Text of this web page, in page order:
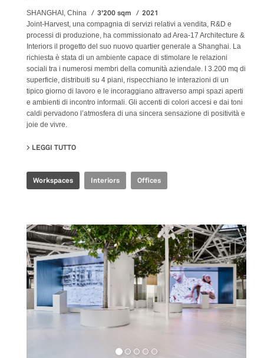
SHANGHAI, China 3'200 sqm 2021
Joint-Harvest, una compagnia di servizi relativi a vendita, R&D e
processi di produzione, ha commissionato ad Area-17 Architecture &
Interiors il progetto del suo nuovo quartier generale a Shanghai. La
richiesta è stata di un ambiente capace di stimolare le relazioni
sociali tra i numerosi membri della comunità aziendale. I 3.200 mq di
superficie, distribuiti su 4 piani, rispecchiano le interazioni di un
tipico giorno di lavoro e le incoraggiano attraverso ampi spazi aperti
e ambienti di incontro informali. Gli accenti di colori accesi e dai toni
caldi pervadono l’atmosfera di una sincera sensazione di positività e
joie de vivre.
LEGGI TUTTO
Workspaces Interiors Offices